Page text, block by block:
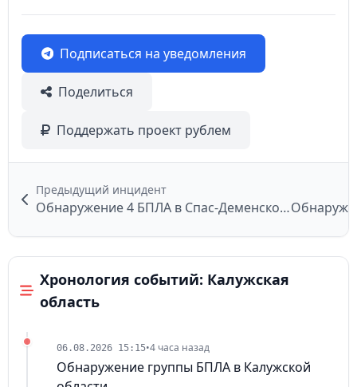
Подписаться на уведомления
Поделиться
Поддержать проект рублем
Предыдущий инцидент
Обнаружение 4 БПЛА в Спас-Деменском районе
Хронология событий: Калужская
область
06.08.2026 15:15•4 часа назад
Обнаружение группы БПЛА в Калужской